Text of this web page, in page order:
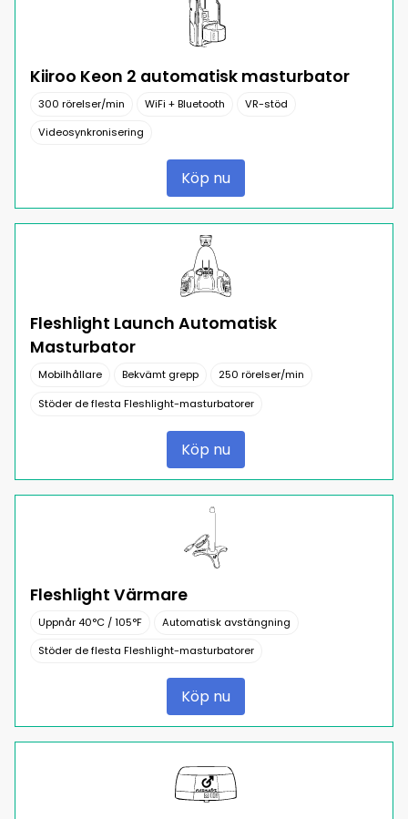
Kiiroo Keon 2 automatisk masturbator
300 rörelser/min WiFi + Bluetooth
VR-stöd
Videosynkronisering
Köp nu
Fleshlight Launch Automatisk
Masturbator
Mobilhållare Bekvämt grepp
250 rörelser/min
Stöder de flesta Fleshlight-masturbatorer
Köp nu
Fleshlight Värmare
Uppnår 40°C / 105°F
Automatisk avstängning
Stöder de flesta Fleshlight-masturbatorer
Köp nu